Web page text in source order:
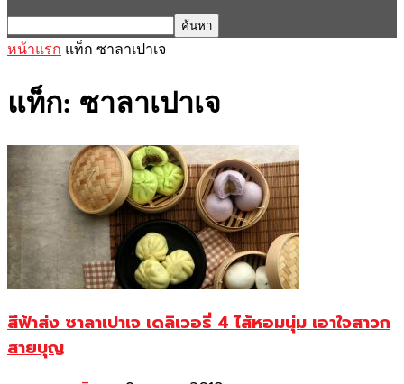
หน้าแรก แท็ก ซาลาเปาเจ
แท็ก: ซาลาเปาเจ
สีฟ้าส่ง ซาลาเปาเจ เดลิเวอรี่ 4 ไส้หอมนุ่ม เอาใจสาวก
สายบุญ